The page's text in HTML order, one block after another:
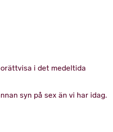
i det medeltida
syn på sex än vi har idag.